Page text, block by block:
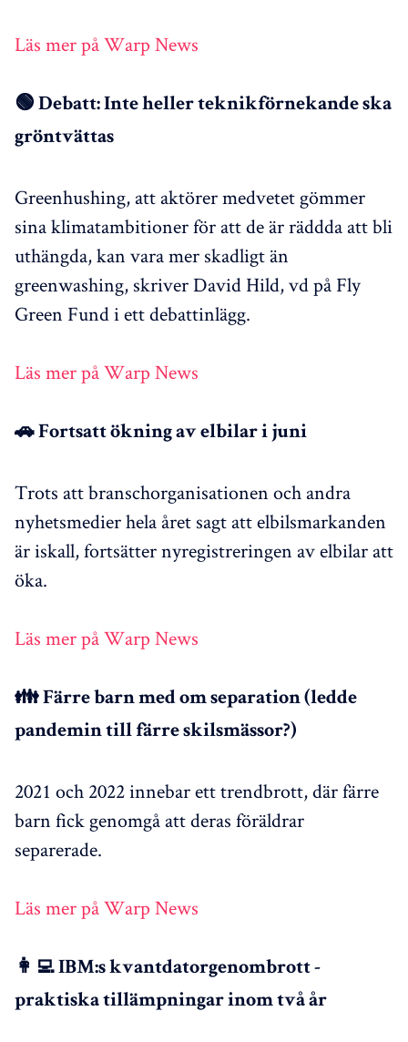
Läs mer på Warp News
🟢 Debatt: Inte heller teknikförnekande ska
gröntvättas
Greenhushing, att aktörer medvetet gömmer
sina klimatambitioner för att de är räddda att bli
uthängda, kan vara mer skadligt än
greenwashing, skriver David Hild, vd på Fly
Green Fund i ett debattinlägg.
Läs mer på Warp News
🚗 Fortsatt ökning av elbilar i juni
Trots att branschorganisationen och andra
nyhetsmedier hela året sagt att elbilsmarkanden
är iskall, fortsätter nyregistreringen av elbilar att
öka.
Läs mer på Warp News
👪 Färre barn med om separation (ledde
pandemin till färre skilsmässor?)
2021 och 2022 innebar ett trendbrott, där färre
barn fick genomgå att deras föräldrar
separerade.
Läs mer på Warp News
👩‍💻 IBM:s kvantdatorgenombrott -
praktiska tillämpningar inom två år